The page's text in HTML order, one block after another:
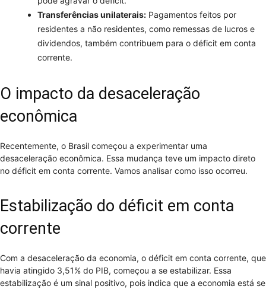
Transferências unilaterais: Pagamentos feitos por
residentes a não residentes, como remessas de lucros e
dividendos, também contribuem para o déficit em conta
corrente.
O impacto da desaceleração
econômica
Recentemente, o Brasil começou a experimentar uma
desaceleração econômica. Essa mudança teve um impacto direto
no déficit em conta corrente. Vamos analisar como isso ocorreu.
Estabilização do déficit em conta
corrente
Com a desaceleração da economia, o déficit em conta corrente, que
havia atingido 3,51% do PIB, começou a se estabilizar. Essa
estabilização é um sinal positivo, pois indica que a economia está se